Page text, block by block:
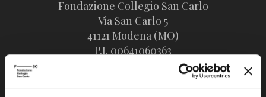
Fondazione Collegio San Carlo
Via San Carlo 5
41121 Modena (MO)
P.I. 00641060363
tel. 059.421211